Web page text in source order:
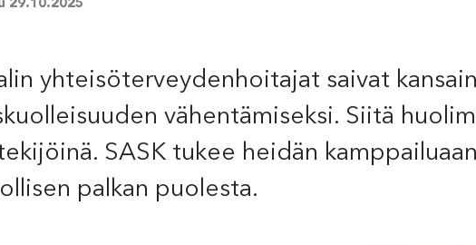
29.10.2025
yhteisöterveydenhoitajat saivat
vähentämiseksi. Siitä
SASK tukee heidän
palkan puolesta.